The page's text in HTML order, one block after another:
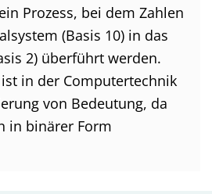
Prozess, bei dem Zahlen
(Basis 10) in das
2) überführt werden.
in der Computertechnik
von Bedeutung, da
in binärer Form